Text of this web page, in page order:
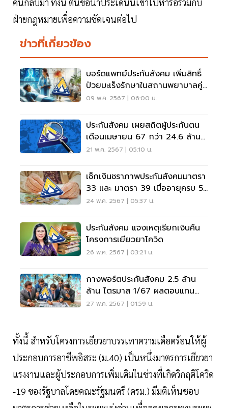
ฝ่ายกฎหมายเพื่อความชัดเจนต่อไป
ข่าวที่เกี่ยวข้อง
บอร์ดแพทย์ประกันสังคม เพิ่มสิทธิ์
ป่วยมะเร็งรักษาในสถานพยาบาลคู่
สัญญา
09 พ.ค. 2567 | 06:00 น.
ประกันสังคม เผยสถิตผู้ประกันตน
เดือนเมษายน 67 กว่า 24.6 ล้าน
คน
21 พ.ค. 2567 | 05:10 น.
เช็กเงินชราภาพประกันสังคมมาตรา
33 และ มาตรา 39 เมื่ออายุครบ 55
ปี
24 พ.ค. 2567 | 05:37 น.
ประกันสังคม แจงเหตุเรียกเงินคืน
โครงการเยียวยาโควิด
26 พ.ค. 2567 | 03:21 น.
กางพอร์ตประกันสังคม 2.5 ล้าน
ล้าน ไตรมาส 1/67 ผลตอบแทน
1.42 หมื่นล้าน ลงทุนอะไรบ้าง
27 พ.ค. 2567 | 01:59 น.
ทั้งนี้ สำหรับโครงการเยียวยาบรรเทาความเดือดร้อนให้ผู้
ประกอบการอาชีพอิสระ (ม.40) เป็นหนึ่งมาตรการเยียวยา
แรงงานและผู้ประกอบการเพิ่มเติมในช่วงที่เกิดวิกฤติโควิด
-19 ของรัฐบาลโดยคณะรัฐมนตรี (ครม.) มีมติเห็นชอบ